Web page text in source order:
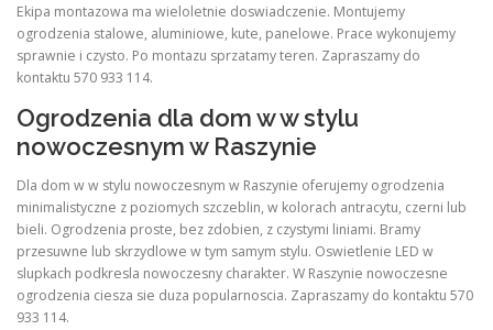
Ekipa montazowa ma wieloletnie doswiadczenie. Montujemy
ogrodzenia stalowe, aluminiowe, kute, panelowe. Prace wykonujemy
sprawnie i czysto. Po montazu sprzatamy teren. Zapraszamy do
kontaktu 570 933 114.
Ogrodzenia dla dom w w stylu
nowoczesnym w Raszynie
Dla dom w w stylu nowoczesnym w Raszynie oferujemy ogrodzenia
minimalistyczne z poziomych szczeblin, w kolorach antracytu, czerni lub
bieli. Ogrodzenia proste, bez zdobien, z czystymi liniami. Bramy
przesuwne lub skrzydlowe w tym samym stylu. Oswietlenie LED w
slupkach podkresla nowoczesny charakter. W Raszynie nowoczesne
ogrodzenia ciesza sie duza popularnoscia. Zapraszamy do kontaktu 570
933 114.